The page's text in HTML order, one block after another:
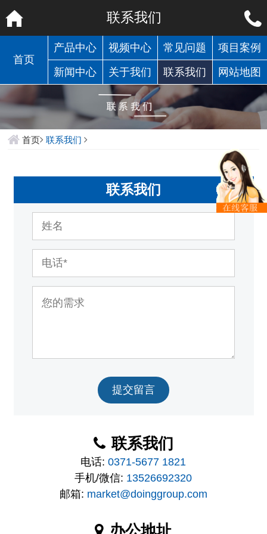
联系我们
首页
产品中心 视频中心 常见问题 项目案例
新闻中心 关于我们 联系我们 网站地图
首页 联系我们
联系我们
提交留言
联系我们
电话:0371-5677 1821
手机/微信: 13526692320
邮箱: market@doinggroup.com
办公地址